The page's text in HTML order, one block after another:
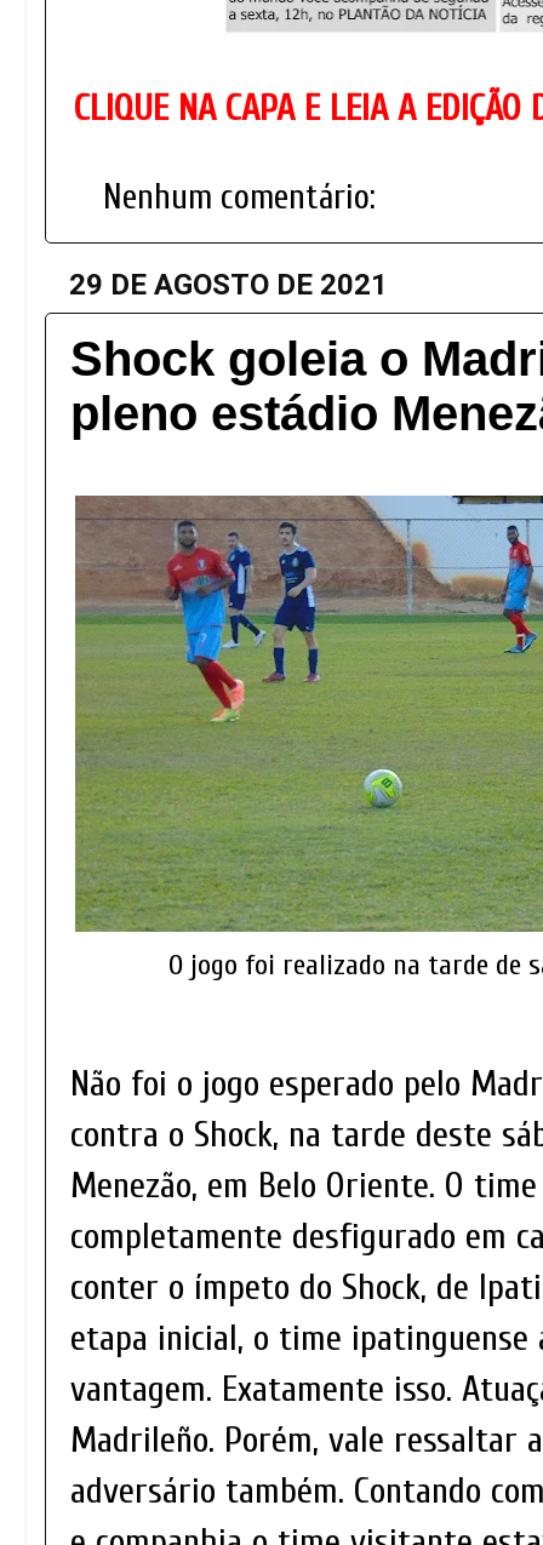
CLIQUE NA CAPA E LEIA A EDIÇÃO
Nenhum comentário:
29 DE AGOSTO DE 2021
Shock goleia o
pleno estádio
O jogo foi realizado na tarde de
Não foi o jogo esperado pelo
contra o Shock, na tarde deste
Menezão, em Belo Oriente. O
completamente desfigurado em
conter o ímpeto do Shock, de
etapa inicial, o time ipatinguense
vantagem. Exatamente isso.
Madrileño. Porém, vale ressaltar
adversário também. Contando